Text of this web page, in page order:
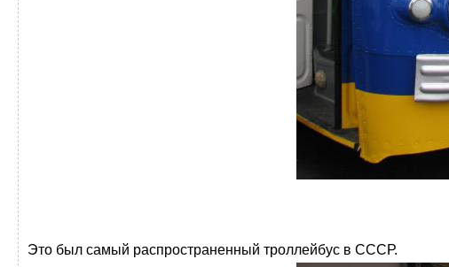
Это был самый распространенный троллейбус в СССР.